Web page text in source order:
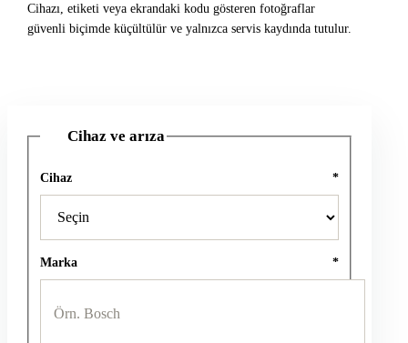
Cihazı, etiketi veya ekrandaki kodu gösteren fotoğraflar
güvenli biçimde küçültülür ve yalnızca servis kaydında tutulur.
Cihaz ve arıza
Cihaz *
Marka *